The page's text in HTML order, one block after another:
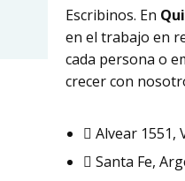
Escribinos. En
en el trabajo en
cada persona o
crecer con
Alvear 1551,
Santa Fe,